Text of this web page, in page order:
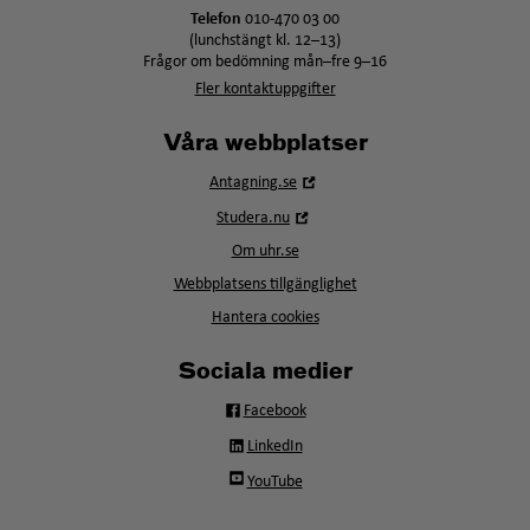
Telefon 010-470 03 00
(lunchstängt kl. 12–13)
Frågor om bedömning mån–fre 9–16
Fler kontaktuppgifter
Våra webbplatser
Antagning.se
Studera.nu
fönster
Om uhr.se
Webbplatsens tillgänglighet
Hantera cookies
Sociala medier
Facebook
LinkedIn
YouTube